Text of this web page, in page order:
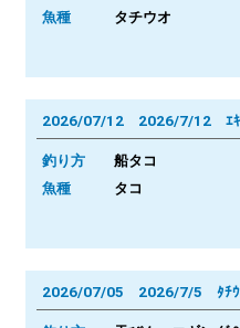
魚種 タチウオ
2026/07/12 2026/7/12 ｴｷ
釣り方 船タコ
魚種 タコ
2026/07/05 2026/7/5 ﾀﾁｳ